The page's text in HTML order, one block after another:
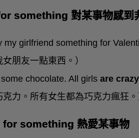
something 對某事物感到
girlfriend something for
朋友一點東西。）
chocolate. All girls are
克力。所有女生都為巧克力瘋狂。
something 熱愛某事物